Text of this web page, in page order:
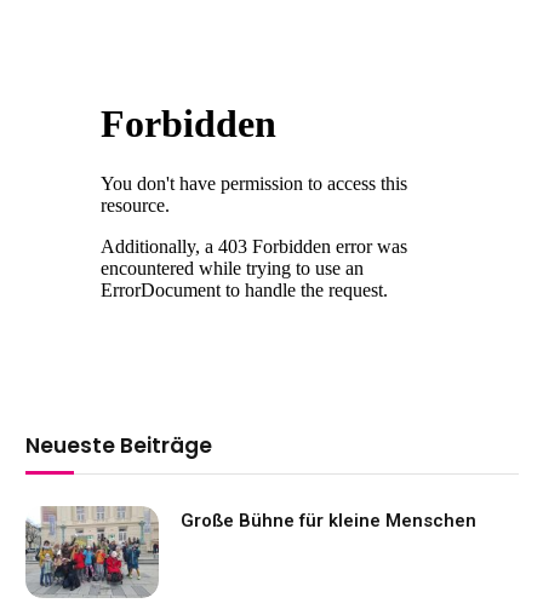
Neueste Beiträge
Große Bühne für kleine Menschen